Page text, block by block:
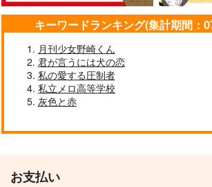
キーワードランキング(集計期間：
月刊少女野崎くん
君が言うには犬の恋
私の愛する圧制者
私立メロ高等学校
灰色と赤
お支払い